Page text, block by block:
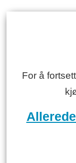
For å